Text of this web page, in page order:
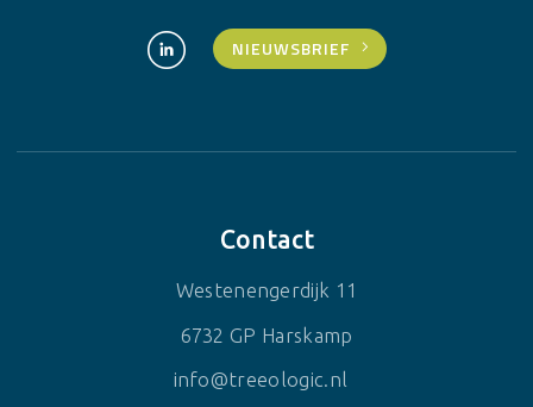
NIEUWSBRIEF
Contact
Westenengerdijk 11
6732 GP Harskamp
info@treeologic.nl